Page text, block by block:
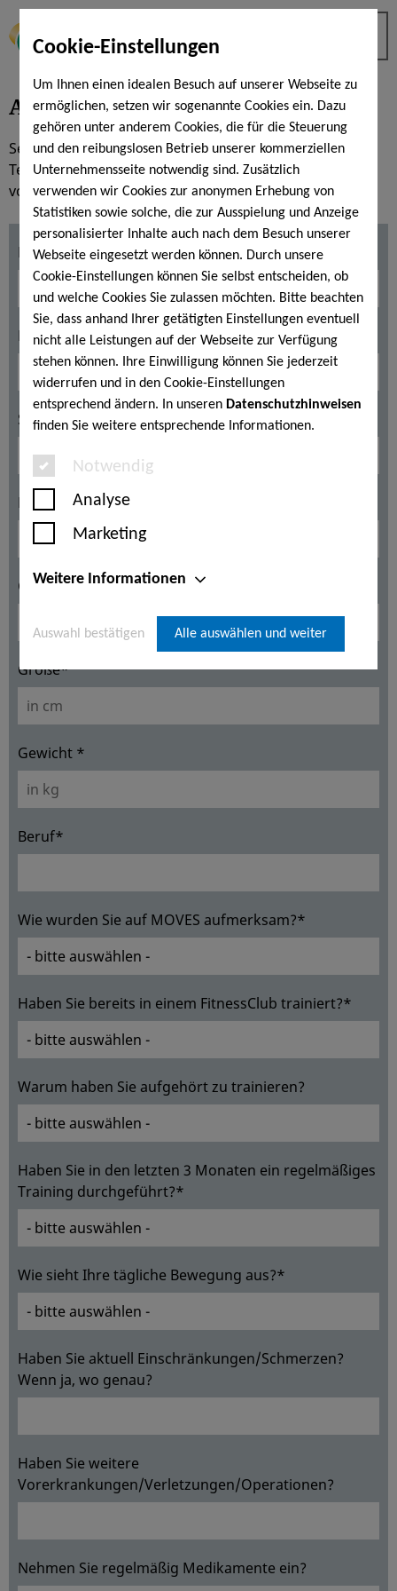
Cookie-Einstellungen
Um Ihnen einen idealen Besuch auf unserer Webseite zu
ermöglichen, setzen wir sogenannte Cookies ein. Dazu
gehören unter anderem Cookies, die für die Steuerung
und den reibungslosen Betrieb unserer kommerziellen
Unternehmensseite notwendig sind. Zusätzlich
verwenden wir Cookies zur anonymen Erhebung von
Statistiken sowie solche, die zur Ausspielung und Anzeige
personalisierter Inhalte auch nach dem Besuch unserer
Webseite eingesetzt werden können. Durch unsere
Cookie-Einstellungen können Sie selbst entscheiden, ob
und welche Cookies Sie zulassen möchten. Bitte beachten
Sie, dass anhand Ihrer getätigten Einstellungen eventuell
nicht alle Leistungen auf der Webseite zur Verfügung
stehen können. Ihre Einwilligung können Sie jederzeit
widerrufen und in den Cookie-Einstellungen
entsprechend ändern. In unseren Datenschutzhinweisen
finden Sie weitere entsprechende Informationen.
Notwendig
Analyse
Marketing
Weitere Informationen
Auswahl bestätigen Alle auswählen und weiter
Anamnesebogen Moves
Sehr geehrter Moves-Teilnehmer, sehr geehrte Moves-
Teilnehmerin, bitte beantworten Sie vorab möglichst
vollständig die nachfolgenden Fragen. Vielen Dank!
Name*
Nachname*
Straße*
PLZ/Wohnort*
Geburtsdatum*
Größe*
Gewicht *
Beruf*
Wie wurden Sie auf MOVES aufmerksam?*
Haben Sie bereits in einem FitnessClub trainiert?*
Warum haben Sie aufgehört zu trainieren?
Haben Sie in den letzten 3 Monaten ein regelmäßiges
Training durchgeführt?*
Wie sieht Ihre tägliche Bewegung aus?*
Haben Sie aktuell Einschränkungen/Schmerzen?
Wenn ja, wo genau?
Haben Sie weitere
Vorerkrankungen/Verletzungen/Operationen?
Nehmen Sie regelmäßig Medikamente ein?